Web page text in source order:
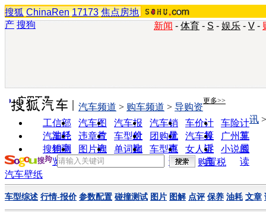
搜狐 ChinaRen 17173 焦点房地
产 搜狗 新闻 - 体育 - S - 娱乐 - V -
实用工具 更多>>
工信部
油耗
汽车图
片
汽车报
价
汽车销
量
车价计
算
车险计
算
汽车经
销商
违章查
询
车型对
比
团购优
惠
汽车投
诉
广州车
展
搜狗浏
览器
图片欣
赏
单词翻
车型查
询
女人宝
典
小说阅
读
汽车频道 > 购车频道 > 导购资
讯
购置税
汽车壁纸
车型综述 行情-报价 参数配置 碰撞测试 图片 图解 点评 保养 油耗 文章